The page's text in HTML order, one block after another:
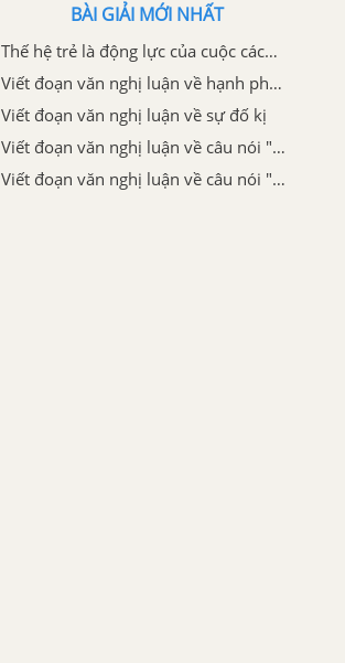
BÀI GIẢI MỚI NHẤT
Thế hệ trẻ là động lực của cuộc cách mạng công nghệ 4.0 nơi trí nhân tạo tự động hoá và dữ liệu lớn đóng vai trò cốt lõi lớp 12
Viết đoạn văn nghị luận về hạnh phúc
Viết đoạn văn nghị luận về sự đố kị
Viết đoạn văn nghị luận về câu nói "Nơi nào có ý chí, nơi đó có con đường"
Viết đoạn văn nghị luận về câu nói "Có những người không dám bước đi vì sợ gãy chân, nhưng sợ gãy chân mà không dám bước đi thì khác nào chân đã gãy"